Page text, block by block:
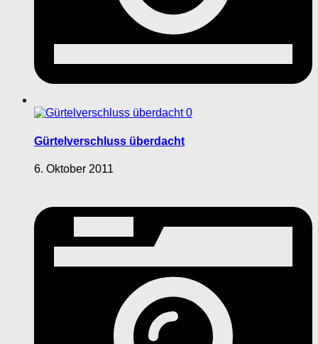
0
Gürtelverschluss überdacht
6. Oktober 2011